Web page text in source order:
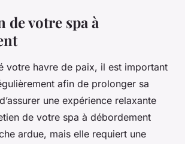
de votre spa à
votre havre de paix, il est important
afin de prolonger sa
une expérience relaxante
de votre spa à débordement
ardue, mais elle requiert une